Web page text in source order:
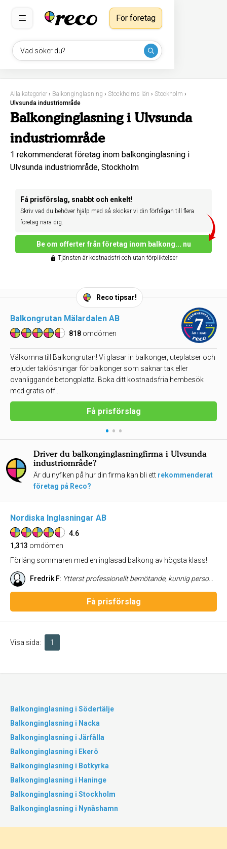
Vad söker du?
För företag
Alla kategorier › Balkonginglasning › Stockholms län › Stockholm ›
Ulvsunda industriområde
Balkonginglasning i Ulvsunda
industriområde
1 rekommenderat företag inom balkonginglasning i
Ulvsunda industriområde, Stockholm
Få prisförslag, snabbt och enkelt!
Skriv vad du behöver hjälp med så skickar vi din förfrågan till flera
företag nära dig.
Be om offerter från företag inom balkong... nu
Tjänsten är kostnadsfri och utan förpliktelser
Reco tipsar!
Balkongrutan Mälardalen AB
818 omdömen
Välkomna till Balkongrutan! Vi glasar in balkonger, uteplatser och
erbjuder taklösningar för balkonger som saknar tak eller
ovanliggande betongplatta. Boka ditt kostnadsfria hembesök
med gratis off...
Få prisförslag
• • •
Driver du balkonginglasningfirma i Ulvsunda
industriområde?
Är du nyfiken på hur din firma kan bli ett rekommenderat
företag på Reco?
Nordiska Inglasningar AB
4.6
1,313 omdömen
Förläng sommaren med en inglasad balkong av högsta klass!
Fredrik F: Ytterst professionellt bemötande, kunnig personal och dessutom fick de en lucka så min balkong blev inglasad ett par månader tidigare än först utlovat. Inglasningen håller väldigt hög kvalitet och med livstids garanti behöver man aldrig oroa sig.
Få prisförslag
Visa sida: 1
Balkonginglasning i Södertälje
Balkonginglasning i Nacka
Balkonginglasning i Järfälla
Balkonginglasning i Ekerö
Balkonginglasning i Botkyrka
Balkonginglasning i Haninge
Balkonginglasning i Stockholm
Balkonginglasning i Nynäshamn